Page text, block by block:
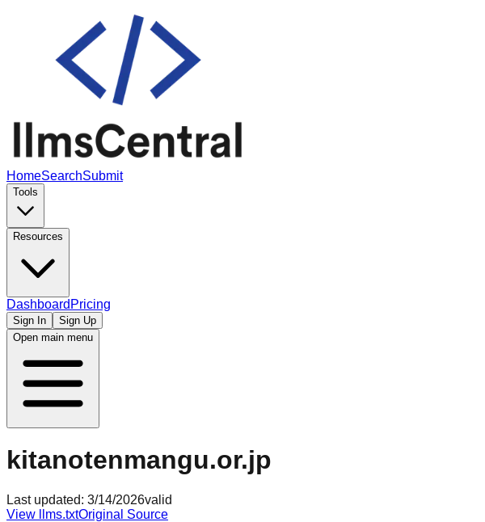
HomeSearchSubmit
Tools
Resources
Dashboard Pricing
Sign In
Sign Up
Open main menu
kitanotenmangu.or.jp
Last updated: 3/14/2026valid
View llms.txtOriginal Source